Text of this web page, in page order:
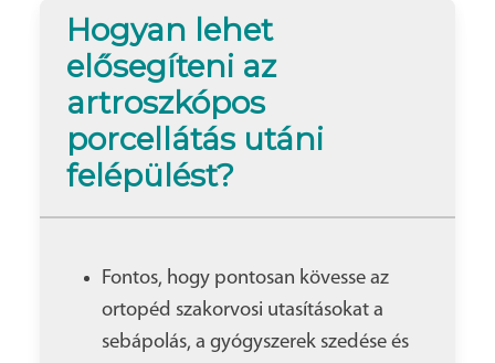
Hogyan lehet
elősegíteni az
artroszkópos
porcellátás utáni
felépülést?
Fontos, hogy pontosan kövesse az
ortopéd szakorvosi utasításokat a
sebápolás, a gyógyszerek szedése és